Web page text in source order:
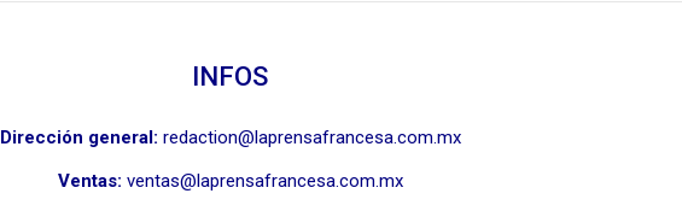
INFOS
Dirección general: redaction@laprensafrancesa.com.mx
Ventas: ventas@laprensafrancesa.com.mx